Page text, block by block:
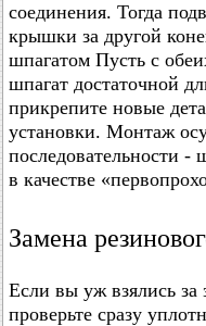
соединения. Тогда
крышки за другой
шпагатом Пусть с
шпагат достаточной
прикрепите новые
установки. Монтаж
последовательности
в качестве
Замена
Если вы уж взялись
проверьте сразу